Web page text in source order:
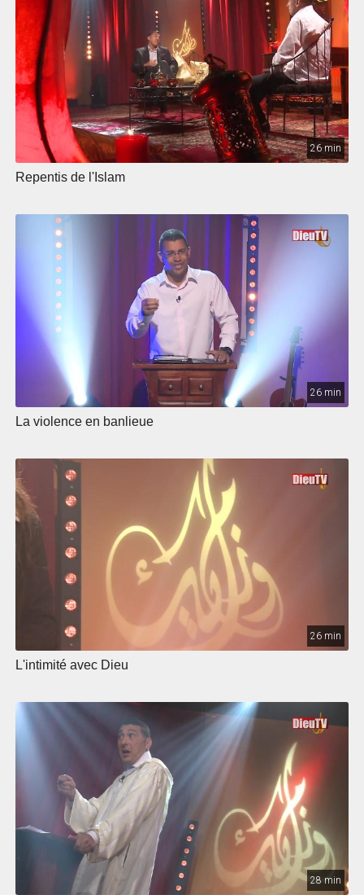
26 min
Repentis de l'Islam
26 min
La violence en banlieue
26 min
L'intimité avec Dieu
28 min